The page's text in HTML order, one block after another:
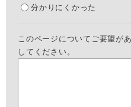
分かりにくかった
このページについてご要望が
してください。